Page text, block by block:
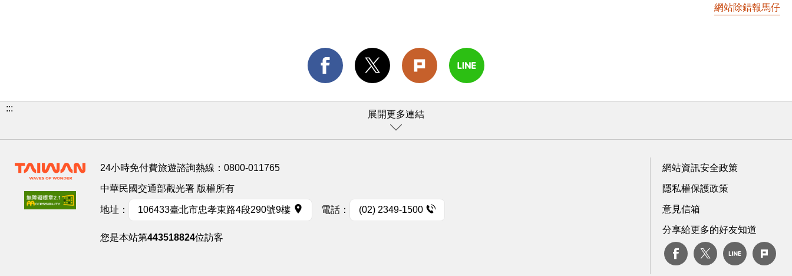
網站除錯報馬仔
:::
展開更多連結
24小時免付費旅遊諮詢熱線： 0800-011765
中華民國交通部觀光署 版權所有
地址： 106433臺北市忠孝東路4段290號9樓 電話： (02) 2349-1500
您是本站第443518824位訪客
網站資訊安全政策
隱私權保護政策
意見信箱
分享給更多的好友知道